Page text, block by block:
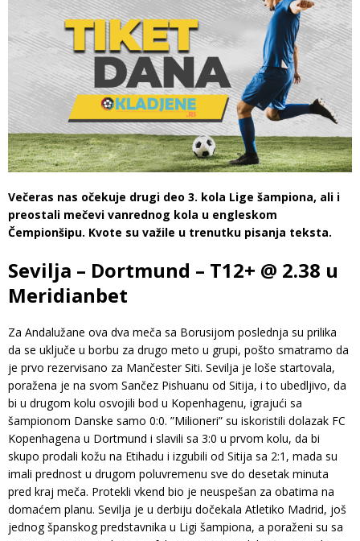
Večeras nas očekuje drugi deo 3. kola Lige šampiona, ali i
preostali mečevi vanrednog kola u engleskom
Čempionšipu. Kvote su važile u trenutku pisanja teksta.
Sevilja – Dortmund – T12+ @ 2.38 u
Meridianbet
Za Andalužane ova dva meča sa Borusijom poslednja su prilika
da se uključe u borbu za drugo meto u grupi, pošto smatramo da
je prvo rezervisano za Mančester Siti. Sevilja je loše startovala,
poražena je na svom Sančez Pishuanu od Sitija, i to ubedljivo, da
bi u drugom kolu osvojili bod u Kopenhagenu, igrajući sa
šampionom Danske samo 0:0. ”Milioneri” su iskoristili dolazak FC
Kopenhagena u Dortmund i slavili sa 3:0 u prvom kolu, da bi
skupo prodali kožu na Etihadu i izgubili od Sitija sa 2:1, mada su
imali prednost u drugom poluvremenu sve do desetak minuta
pred kraj meča. Protekli vkend bio je neuspešan za obatima na
domaćem planu. Sevilja je u derbiju dočekala Atletiko Madrid, još
jednog španskog predstavnika u Ligi šampiona, a poraženi su sa